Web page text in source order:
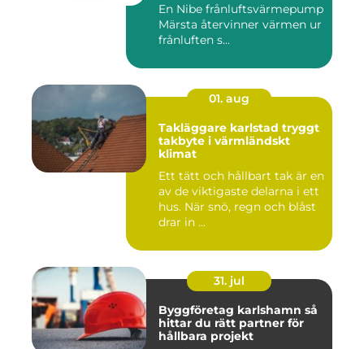
En Nibe frånluftsvärmepump
Märsta återvinner värmen ur
frånluften s...
01. aug
Takläggare karlstad tryggt
takbyte i värmländskt
klimat
Ett tätt och hållbart tak är en
av de viktigaste delarna i ett
hus. När snö, regn och blåst
drar in ...
31. jul
Byggföretag karlshamn så
hittar du rätt partner för
hållbara projekt